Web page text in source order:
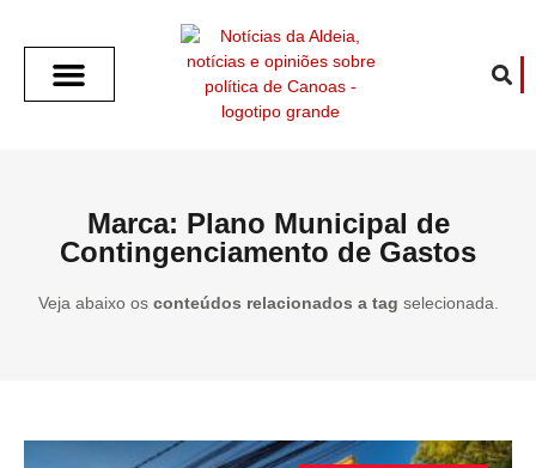
Marca: Plano Municipal de
Contingenciamento de Gastos
Veja abaixo os conteúdos relacionados a tag selecionada.